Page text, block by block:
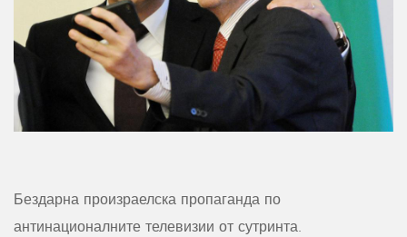
Бездарна произраелска пропаганда по
антинационалните телевизии от сутринта.